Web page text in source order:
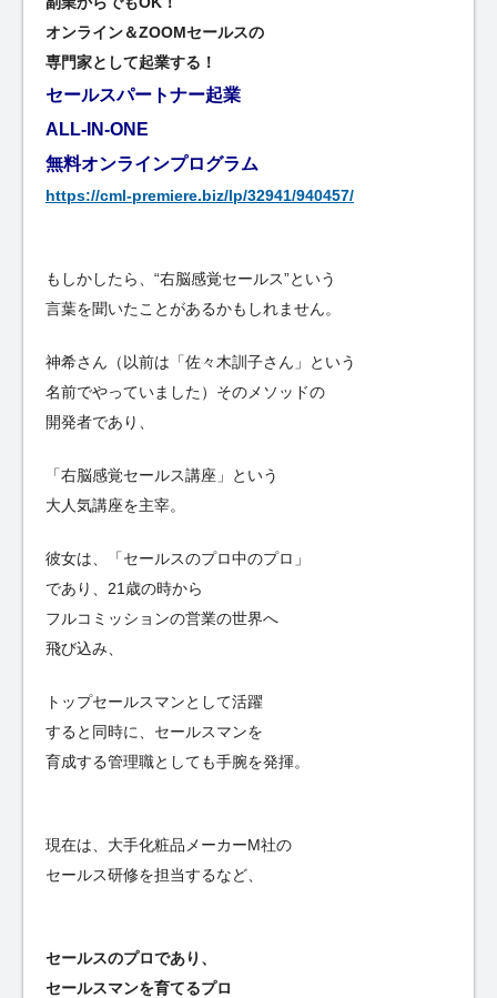
オンライン＆ZOOMセールスの
専門家として起業する！
セールスパートナー起業
ALL-IN-ONE
無料オンラインプログラム
https://cml-premiere.biz/lp/32941/940457/
もしかしたら、“右脳感覚セールス”という
言葉を聞いたことがあるかもしれません。
神希さん（以前は「佐々木訓子さん」という
名前でやっていました）そのメソッドの
開発者であり、
「右脳感覚セールス講座」という
大人気講座を主宰。
彼女は、「セールスのプロ中のプロ」
であり、21歳の時から
フルコミッションの営業の世界へ
飛び込み、
トップセールスマンとして活躍
すると同時に、セールスマンを
育成する管理職としても手腕を発揮。
現在は、大手化粧品メーカーM社の
セールス研修を担当するなど、
セールスのプロであり、
セールスマンを育てるプロ